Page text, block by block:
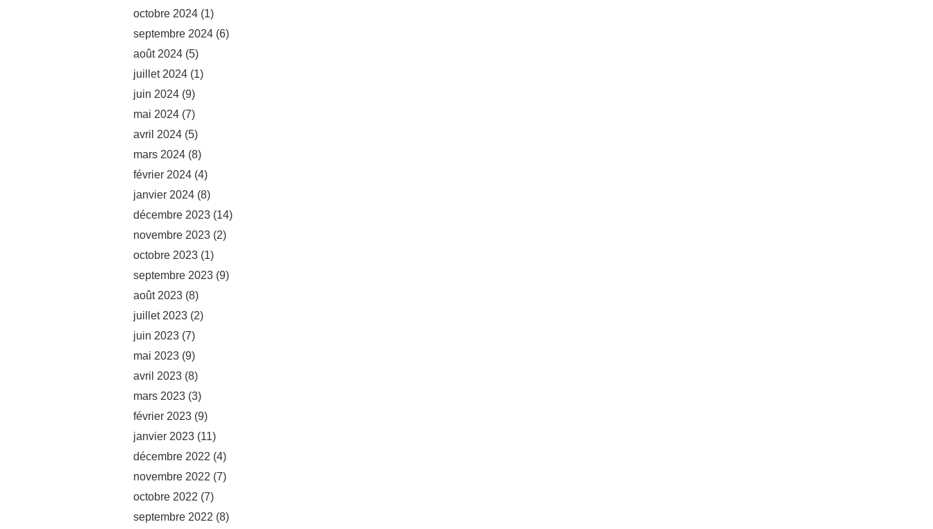
octobre 2024 (1)
septembre 2024 (6)
août 2024 (5)
juillet 2024 (1)
juin 2024 (9)
mai 2024 (7)
avril 2024 (5)
mars 2024 (8)
février 2024 (4)
janvier 2024 (8)
décembre 2023 (14)
novembre 2023 (2)
octobre 2023 (1)
septembre 2023 (9)
août 2023 (8)
juillet 2023 (2)
juin 2023 (7)
mai 2023 (9)
avril 2023 (8)
mars 2023 (3)
février 2023 (9)
janvier 2023 (11)
décembre 2022 (4)
novembre 2022 (7)
octobre 2022 (7)
septembre 2022 (8)